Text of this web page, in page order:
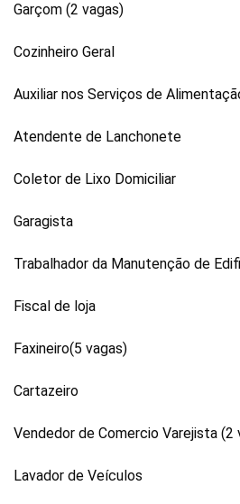
Garçom (2 vagas)
Cozinheiro Geral
Auxiliar nos Serviços de
Atendente de Lanchonete
Coletor de Lixo Domiciliar
Garagista
Trabalhador da Manutenção de
Fiscal de loja
Faxineiro(5 vagas)
Cartazeiro
Vendedor de Comercio Varejista (2
Lavador de Veículos